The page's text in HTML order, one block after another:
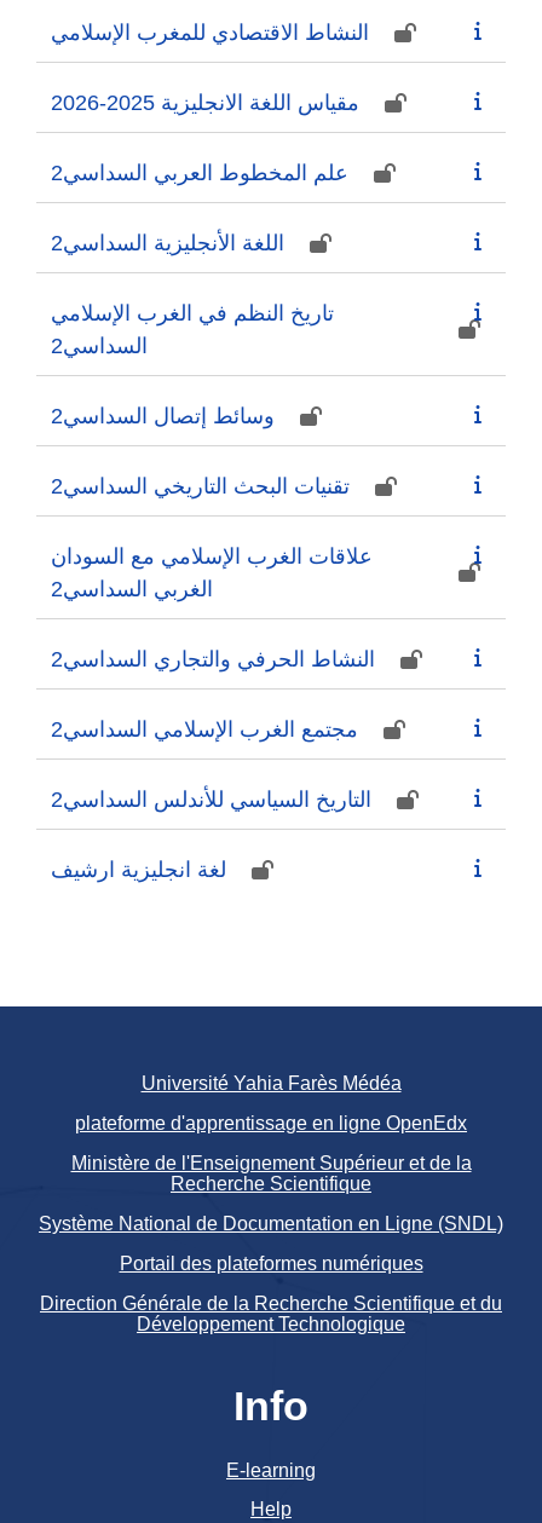
النشاط الاقتصادي للمغرب الإسلامي
مقياس اللغة الانجليزية 2025-2026
علم المخطوط العربي السداسي2
اللغة الأنجليزية السداسي2
تاريخ النظم في الغرب الإسلامي
السداسي2
وسائط إتصال السداسي2
تقنيات البحث التاريخي السداسي2
علاقات الغرب الإسلامي مع السودان
الغربي السداسي2
النشاط الحرفي والتجاري السداسي2
مجتمع الغرب الإسلامي السداسي2
التاريخ السياسي للأندلس السداسي2
لغة انجليزية ارشيف
Université Yahia Farès Médéa
plateforme d'apprentissage en ligne OpenEdx
Ministère de l'Enseignement Supérieur et de la
Recherche Scientifique
Système National de Documentation en Ligne (SNDL)
Portail des plateformes numériques
Direction Générale de la Recherche Scientifique et du
Développement Technologique
Info
E-learning
Help